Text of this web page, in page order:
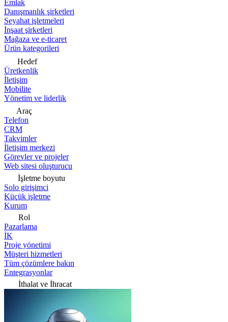
Emlak
Danışmanlık şirketleri
Seyahat işletmeleri
İnşaat şirketleri
Mağaza ve e-ticaret
Ürün kategorileri
Hedef
Üretkenlik
İletişim
Mobilite
Yönetim ve liderlik
Araç
Telefon
CRM
Takvimler
İletişim merkezi
Görevler ve projeler
Web sitesi oluşturucu
İşletme boyutu
Solo girişimci
Küçük işletme
Kurum
Rol
Pazarlama
İK
Proje yönetimi
Müşteri hizmetleri
Tüm çözümlere bakın
Entegrasyonlar
İthalat ve İhracat